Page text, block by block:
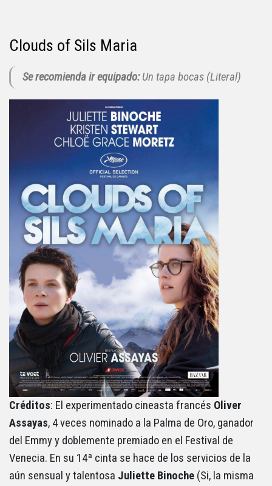
Clouds of Sils Maria
Se recomienda ir equipado:Un tapa bocas (Literal)
Créditos: El experimentado cineasta francés Oliver
Assayas, 4 veces nominado a la Palma de Oro, ganador
del Emmy y doblemente premiado en el Festival de
Venecia. En su 14ª cinta se hace de los servicios de la
aún sensual y talentosa Juliette Binoche (Si, la misma